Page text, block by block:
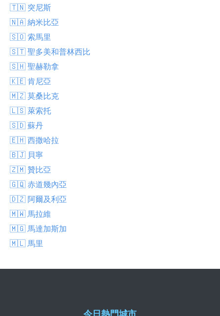
🇹🇳 突尼斯
🇳🇦 納米比亞
🇸🇴 索馬里
🇸🇹 聖多美和普林西比
🇸🇭 聖赫勒拿
🇰🇪 肯尼亞
🇲🇿 莫桑比克
🇱🇸 萊索托
🇸🇩 蘇丹
🇪🇭 西撒哈拉
🇧🇯 貝寧
🇿🇲 贊比亞
🇬🇶 赤道幾內亞
🇩🇿 阿爾及利亞
🇲🇼 馬拉維
🇲🇬 馬達加斯加
🇲🇱 馬里